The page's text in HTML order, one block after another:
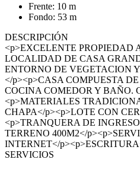
Frente: 10 m
Fondo: 53 m
DESCRIPCIÓN
<p>EXCELENTE PROPIEDAD
LOCALIDAD DE CASA
ENTORNO DE VEGETACION
</p><p>CASA COMPUESTA
COCINA COMEDOR Y BAÑO.
<p>MATERIALES
CHAPA</p><p>LOTE CON
<p>TRANQUERA DE
TERRENO 400M2</
INTERNET</
SERVICIOS